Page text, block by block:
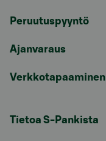
Peruutuspyyntö
Ajanvaraus
Verkkotapaaminen
Tietoa S-Pankista